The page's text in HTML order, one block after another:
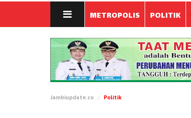
METROPOLIS POLITIK
Jambiupdate.co Politik